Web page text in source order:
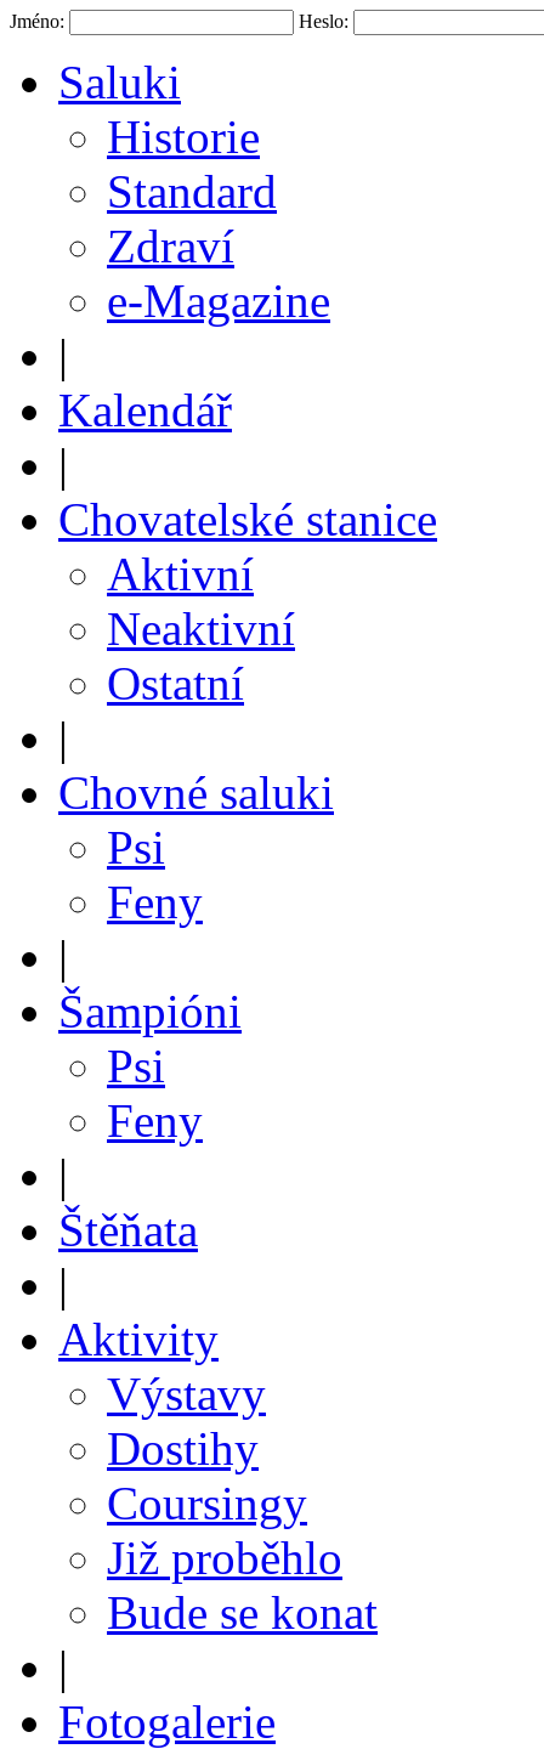
Jméno: Heslo:
Saluki
Historie
Standard
Zdraví
e-Magazine
|
Kalendář
|
Chovatelské stanice
Aktivní
Neaktivní
Ostatní
|
Chovné saluki
Psi
Feny
|
Šampióni
Psi
Feny
|
Štěňata
|
Aktivity
Výstavy
Dostihy
Coursingy
Již proběhlo
Bude se konat
|
Fotogalerie